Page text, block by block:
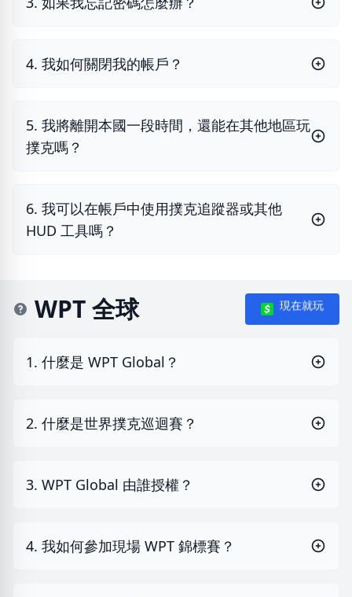
4. 我如何關閉我的帳戶？
5. 我將離開本國一段時間，還能在其他地區玩
撲克嗎？
6. 我可以在帳戶中使用撲克追蹤器或其他
HUD 工具嗎？
WPT 全球 現在就玩
1. 什麼是 WPT Global？
2. 什麼是世界撲克巡迴賽？
3. WPT Global 由誰授權？
4. 我如何參加現場 WPT 錦標賽？